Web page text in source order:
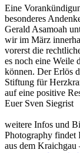
Eine
besonderes
Gerald Asamoah
wir im März
vorerst die
es noch eine Weile
können. Der Erlös
Stiftung für
auf eine positive
Euer Sven Siegrist
weitere Infos und
Photography findet
aus dem Kraichgau